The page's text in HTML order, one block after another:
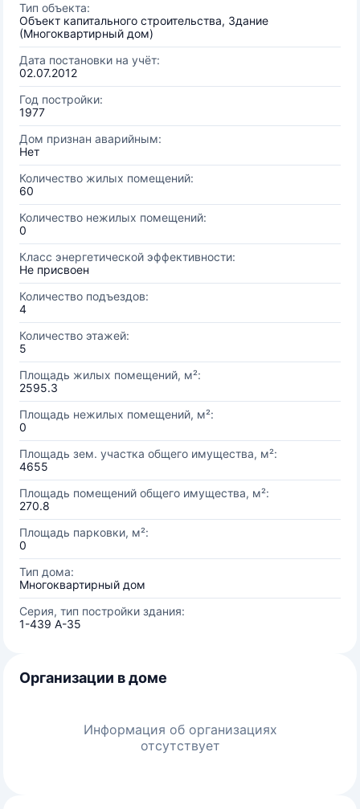
Тип объекта:
Объект капитального строительства, Здание
(Многоквартирный дом)
Дата постановки на учёт:
02.07.2012
Год постройки:
1977
Дом признан аварийным:
Нет
Количество жилых помещений:
60
Количество нежилых помещений:
0
Класс энергетической эффективности:
Не присвоен
Количество подъездов:
4
Количество этажей:
5
Площадь жилых помещений, м²:
2595.3
Площадь нежилых помещений, м²:
0
Площадь зем. участка общего имущества, м²:
4655
Площадь помещений общего имущества, м²:
270.8
Площадь парковки, м²:
0
Тип дома:
Многоквартирный дом
Серия, тип постройки здания:
1-439 А-35
Организации в доме
Информация об организациях
отсутствует